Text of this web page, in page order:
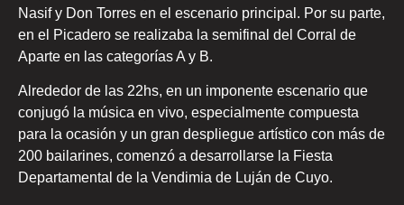
Nasif y Don Torres en el escenario principal. Por su parte,
en el Picadero se realizaba la semifinal del Corral de
Aparte en las categorías A y B.
Alrededor de las 22hs, en un imponente escenario que
conjugó la música en vivo, especialmente compuesta
para la ocasión y un gran despliegue artístico con más de
200 bailarines, comenzó a desarrollarse la Fiesta
Departamental de la Vendimia de Luján de Cuyo.